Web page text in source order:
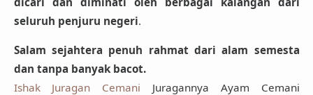
seluruh penjuru negeri.
Salam sejahtera penuh rahmat dari alam semesta
dan tanpa banyak bacot.
Ishak Juragan Cemani Juragannya Ayam Cemani